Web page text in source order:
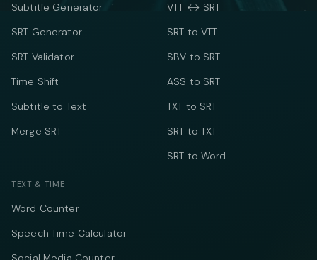
Subtitle Generator
SRT Generator
SRT Validator
Time Shift
Subtitle to Text
Merge SRT
VTT ↔ SRT
SRT to VTT
SBV to SRT
ASS to SRT
TXT to SRT
SRT to TXT
SRT to Word
TEXT & TIME
Word Counter
Speech Time Calculator